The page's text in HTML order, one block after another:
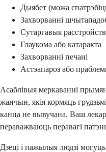
Дыябет (можа
Захворванні
Сутаргавыя
Глаукома або катаракта
Захворванні печані
Астэапароз або
Асаблівыя меркаванні
жанчын, якія кормяць
канца не вывучана. Ваш
пераважваюць перавагі
Дзеці і пажылыя людзі